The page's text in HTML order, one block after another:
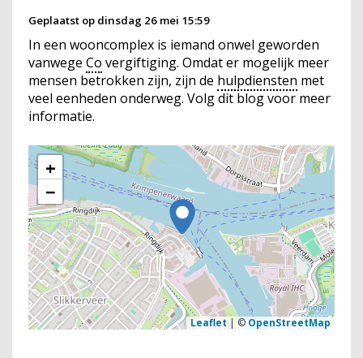
Geplaatst op dinsdag 26 mei 15:59
In een wooncomplex is iemand onwel geworden
vanwege Co vergiftiging. Omdat er mogelijk meer
mensen betrokken zijn, zijn de hulpdiensten met
veel eenheden onderweg. Volg dit blog voor meer
informatie.
+
−
Leaflet | © OpenStreetMap